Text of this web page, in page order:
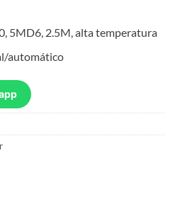
5MD6, 2.5M, alta temperatura
automático